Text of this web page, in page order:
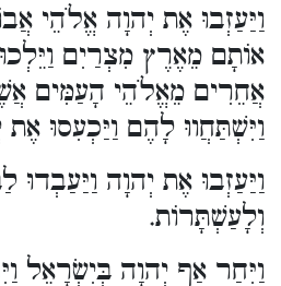
וַיַּעַזְבוּ אֶת יְהוָה אֱלֹהֵי
אוֹתָם מֵאֶרֶץ מִצְרַיִם
אֲחֵרִים מֵאֱלֹהֵי הָעַמִּים
וַיִּשְׁתַּחֲווּ לָהֶם וַיַּכְעִסוּ אֶת
וַיַּעַזְבוּ אֶת יְהוָה וַיַּעַבְדוּ
וְלָעַשְׁתָּרוֹת.
וַיִּחַר אַף יְהוָה בְּיִשְׂרָאֵל